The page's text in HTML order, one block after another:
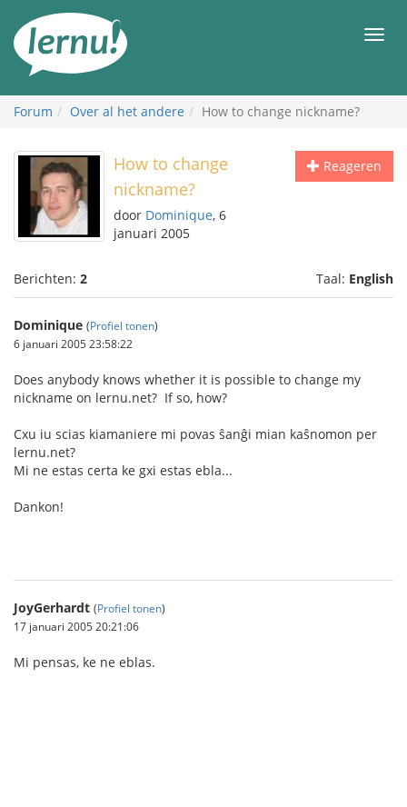
inhoud
Forum Over al het andere How to change nickname?
Reageren
How to change
nickname?
door Dominique, 6
januari 2005
Berichten: 2 Taal: English
Dominique (Profiel tonen)
6 januari 2005 23:58:22
Does anybody knows whether it is possible to change my
nickname on lernu.net? If so, how?
Cxu iu scias kiamaniere mi povas ŝanĝi mian kaŝnomon per
lernu.net?
Mi ne estas certa ke gxi estas ebla...
Dankon!
JoyGerhardt (Profiel tonen)
17 januari 2005 20:21:06
Mi pensas, ke ne eblas.